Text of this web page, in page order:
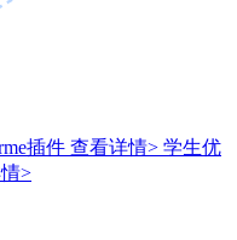
插件 查看详情> 学生优
>